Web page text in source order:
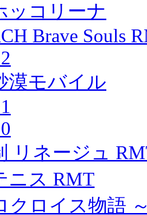
ッコリーナ
Brave Souls
漠モバイル
リネージュ
ニス RMT
クロイス物語